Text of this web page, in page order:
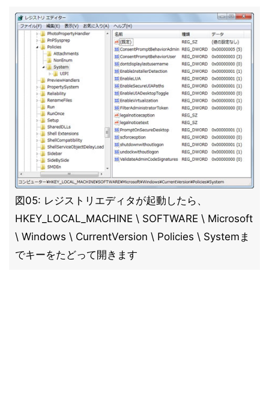
図05: レジストリエディタが起動したら、
HKEY_LOCAL_MACHINE \ SOFTWARE \ Microsoft
\ Windows \ CurrentVersion \ Policies \ Systemま
でキーをたどって開きます